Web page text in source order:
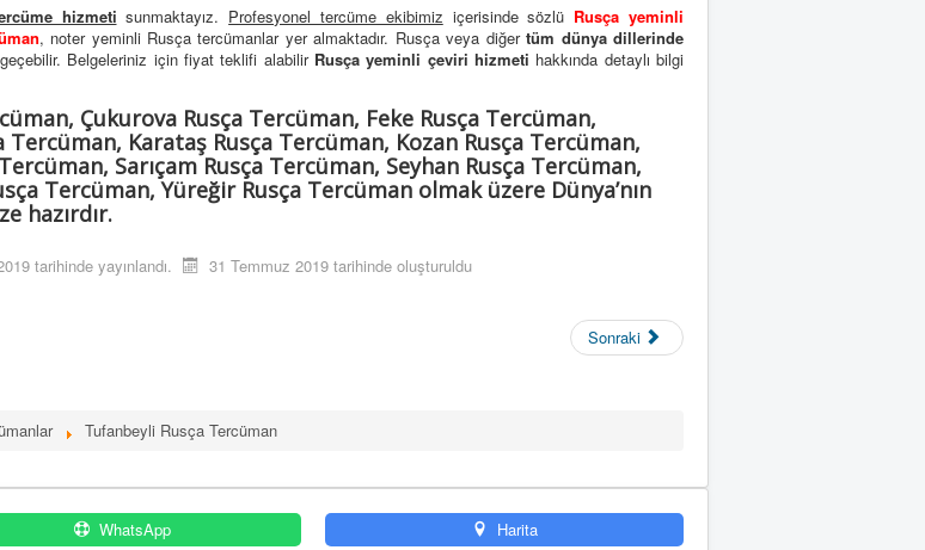
hizmeti sunmaktayız. Profesyonel tercüme ekibimiz içerisinde sözlü Rusça yeminli
, noter yeminli Rusça tercümanlar yer almaktadır. Rusça veya diğertüm dünya dillerinde
Belgeleriniz için fiyat teklifi alabilir Rusça yeminli çeviri hizmeti hakkında detaylı bilgi
Çukurova Rusça Tercüman, Feke Rusça Tercüman,
Tercüman, Karataş Rusça Tercüman, Kozan Rusça Tercüman,
Sarıçam Rusça Tercüman, Seyhan Rusça Tercüman,
Tercüman, Yüreğir Rusça Tercüman olmak üzere Dünya’nın
hazırdır.
tarihinde yayınlandı.
31 Temmuz 2019 tarihinde oluşturuldu
Sonraki
Tufanbeyli Rusça Tercüman
WhatsApp Harita